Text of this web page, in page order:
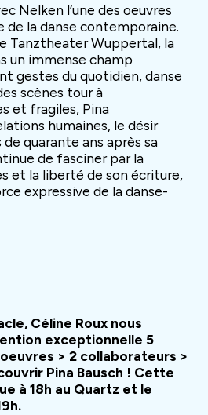
Nelken l’une des oeuvres
de la danse contemporaine.
Tanztheater Wuppertal, la
un immense champ
gestes du quotidien, danse
scènes tour à
et fragiles, Pina
humaines, le désir
quarante ans après sa
de fasciner par la
et la liberté de son écriture,
expressive de la danse-
Céline Roux nous
exceptionnelle 5
> 2 collaborateurs >
Pina Bausch ! Cette
à 18h au Quartz et le